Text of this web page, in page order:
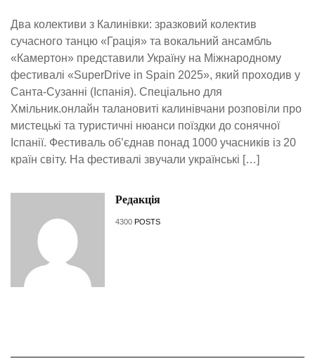
Два колективи з Калинівки: зразковий колектив
сучасного танцю «Грація» та вокальний ансамбль
«Камертон» представили Україну на Міжнародному
фестивалі «SuperDrive in Spain 2025», який проходив у
Санта-Сузанні (Іспанія). Спеціально для
Хмільник.онлайн талановиті калинівчани розповіли про
мистецькі та туристичні нюанси поїздки до сонячної
Іспанії. Фестиваль об’єднав понад 1000 учасників із 20
країн світу. На фестивалі звучали українські […]
Редакція
4300 POSTS